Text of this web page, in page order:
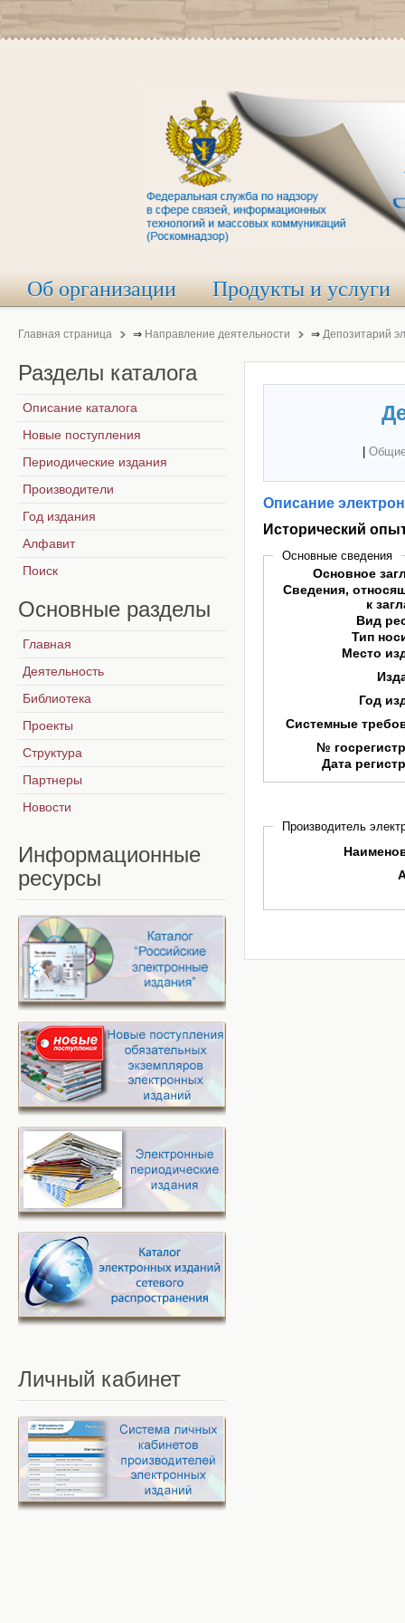
Об организации Продукты и услуги
Главная страница ⇒ Направление деятельности ⇒ Депозитарий
Описание
Исторический
Основные сведения
Основное
Сведения,
к
Вид
Тип
Место
Год
Системные
№
Дата
Производитель
Разделы каталога
Описание каталога
Новые поступления
Периодические издания
Производители
Год издания
Алфавит
Поиск
Основные разделы
Главная
Деятельность
Библиотека
Проекты
Структура
Партнеры
Новости
Информационные
ресурсы
Личный кабинет